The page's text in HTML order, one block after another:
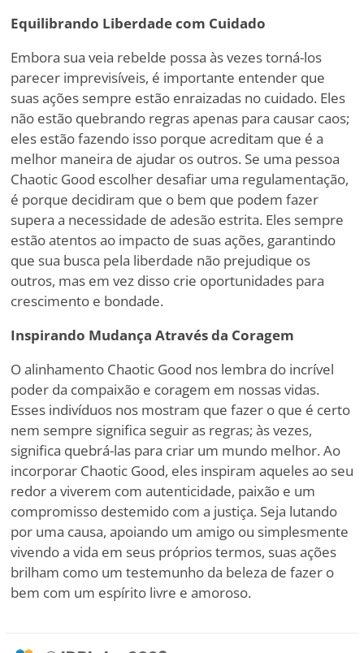
Equilibrando Liberdade com Cuidado
Embora sua veia rebelde possa às vezes torná-los
parecer imprevisíveis, é importante entender que
suas ações sempre estão enraizadas no cuidado. Eles
não estão quebrando regras apenas para causar caos;
eles estão fazendo isso porque acreditam que é a
melhor maneira de ajudar os outros. Se uma pessoa
Chaotic Good escolher desafiar uma regulamentação,
é porque decidiram que o bem que podem fazer
supera a necessidade de adesão estrita. Eles sempre
estão atentos ao impacto de suas ações, garantindo
que sua busca pela liberdade não prejudique os
outros, mas em vez disso crie oportunidades para
crescimento e bondade.
Inspirando Mudança Através da Coragem
O alinhamento Chaotic Good nos lembra do incrível
poder da compaixão e coragem em nossas vidas.
Esses indivíduos nos mostram que fazer o que é certo
nem sempre significa seguir as regras; às vezes,
significa quebrá-las para criar um mundo melhor. Ao
incorporar Chaotic Good, eles inspiram aqueles ao seu
redor a viverem com autenticidade, paixão e um
compromisso destemido com a justiça. Seja lutando
por uma causa, apoiando um amigo ou simplesmente
vivendo a vida em seus próprios termos, suas ações
brilham como um testemunho da beleza de fazer o
bem com um espírito livre e amoroso.